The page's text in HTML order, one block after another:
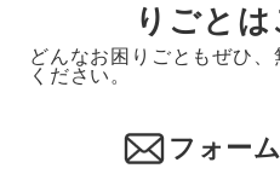
りごと
どんなお困りごともぜひ
ください。
フォー